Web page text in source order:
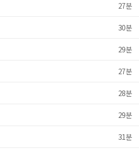
27분
30분
29분
27분
28분
29분
31분